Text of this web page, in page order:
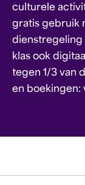
culturele
gratis gebruik
dienstregeling
klas ook
tegen 1/3 van
en